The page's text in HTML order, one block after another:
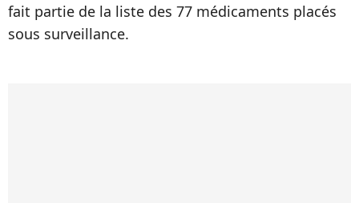
fait partie de la liste des 77 médicaments placés
sous surveillance.